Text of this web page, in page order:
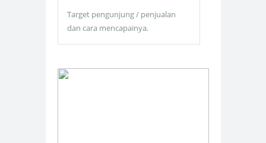
Target pengunjung / penjualan
dan cara mencapainya.